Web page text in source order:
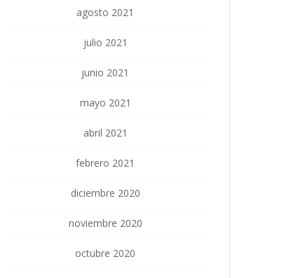
agosto 2021
julio 2021
junio 2021
mayo 2021
abril 2021
febrero 2021
diciembre 2020
noviembre 2020
octubre 2020